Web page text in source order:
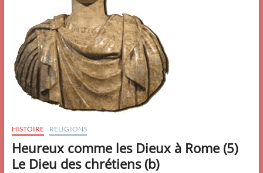
HISTOIRE RELIGIONS
Heureux comme les Dieux à Rome (5)
Le Dieu des chrétiens (b)